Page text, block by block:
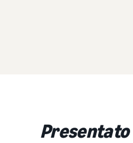
Presentato